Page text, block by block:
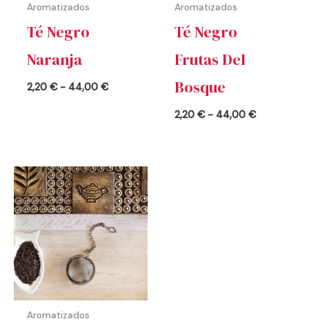
Aromatizados
Té Negro
Naranja
2,20€ - 44,00€
Aromatizados
Té Negro
Frutas Del
Bosque
2,20€ - 44,00€
Aromatizados
Rango
de
precios:
desde
3,20 €
hasta